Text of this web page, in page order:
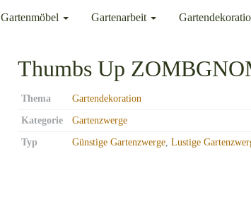
Gartenmöbel Gartenarbeit
Thumbs Up
Thema Gartendekoration
Kategorie Gartenzwerge
Typ Günstige Gartenzwerge, Lustige